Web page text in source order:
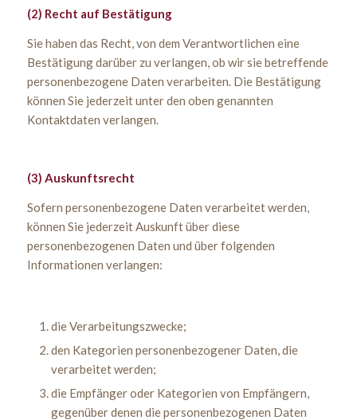
(2) Recht auf Bestätigung
Sie haben das Recht, von dem Verantwortlichen eine
Bestätigung darüber zu verlangen, ob wir sie betreffende
personenbezogene Daten verarbeiten. Die Bestätigung
können Sie jederzeit unter den oben genannten
Kontaktdaten verlangen.
(3) Auskunftsrecht
Sofern personenbezogene Daten verarbeitet werden,
können Sie jederzeit Auskunft über diese
personenbezogenen Daten und über folgenden
Informationen verlangen:
die Verarbeitungszwecke;
den Kategorien personenbezogener Daten, die
verarbeitet werden;
die Empfänger oder Kategorien von Empfängern,
gegenüber denen die personenbezogenen Daten